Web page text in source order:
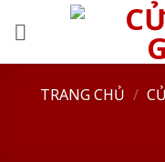
TRANG CHỦ /